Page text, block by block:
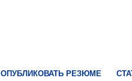
ОПУБЛИКОВАТЬ РЕЗЮМЕ